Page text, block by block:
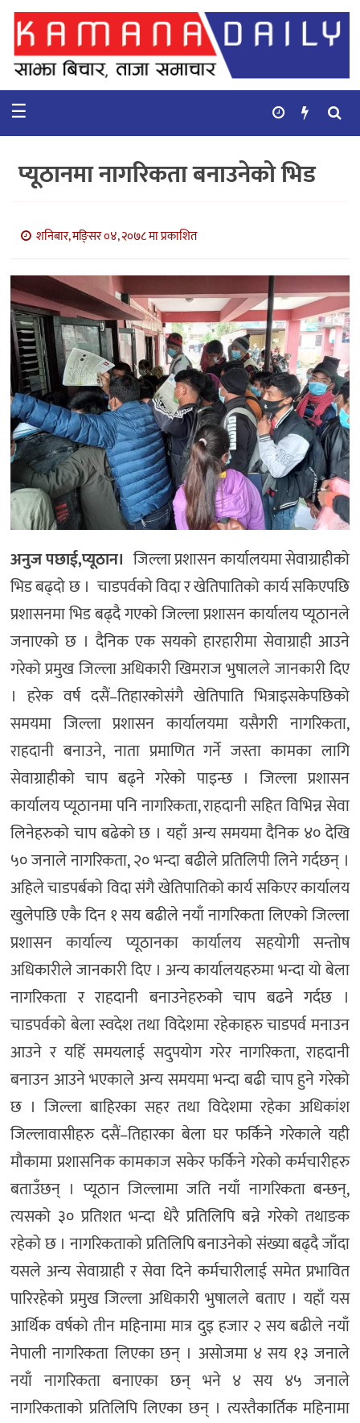
गृहपृष्ठ
समाचार
कुराकानी
अर्थ
र
भिडियो
सिफारिस
☰
प्यूठानमा नागरिकता बनाउनेको भिड
शनिबार, मङि्सर ०४, २०७८ मा प्रकाशित
अनुज पछाई,प्यूठान।जिल्ला प्रशासन कार्यालयमा सेवाग्राहीको
भिड बढ्दो छ । चाडपर्वको विदा र खेतिपातिको कार्य सकिएपछि
प्रशासनमा भिड बढ्दै गएको जिल्ला प्रशासन कार्यालय प्यूठानले
जनाएको छ । दैनिक एक सयको हारहारीमा सेवाग्राही आउने
गरेको प्रमुख जिल्ला अधिकारी खिमराज भुषालले जानकारी दिए
। हरेक वर्ष दसैं–तिहारकोसंगै खेतिपाति भित्राइसकेपछिको
समयमा जिल्ला प्रशासन कार्यालयमा यसैगरी नागरिकता,
राहदानी बनाउने, नाता प्रमाणित गर्ने जस्ता कामका लागि
सेवाग्राहीको चाप बढ्ने गरेको पाइन्छ । जिल्ला प्रशासन
कार्यालय प्यूठानमा पनि नागरिकता, राहदानी सहित विभिन्न सेवा
लिनेहरुको चाप बढेको छ । यहाँ अन्य समयमा दैनिक ४० देखि
५० जनाले नागरिकता, २० भन्दा बढीले प्रतिलिपी लिने गर्दछन् ।
अहिले चाडपर्बको विदा संगै खेतिपातिको कार्य सकिएर कार्यालय
खुलेपछि एकै दिन १ सय बढीले नयाँ नागरिकता लिएको जिल्ला
प्रशासन कार्याल्य प्यूठानका कार्यालय सहयोगी सन्तोष
अधिकारीले जानकारी दिए । अन्य कार्यालयहरुमा भन्दा यो बेला
नागरिकता र राहदानी बनाउनेहरुको चाप बढने गर्दछ ।
चाडपर्वको बेला स्वदेश तथा विदेशमा रहेकाहरु चाडपर्व मनाउन
आउने र यहिँ समयलाई सदुपयोग गरेर नागरिकता, राहदानी
बनाउन आउने भएकाले अन्य समयमा भन्दा बढी चाप हुने गरेको
छ । जिल्ला बाहिरका सहर तथा विदेशमा रहेका अधिकांश
जिल्लावासीहरु दसैं–तिहारका बेला घर फर्किने गरेकाले यही
मौकामा प्रशासनिक कामकाज सकेर फर्किने गरेको कर्मचारीहरु
बताउँछन् । प्यूठान जिल्लामा जति नयाँ नागरिकता बन्छन्,
त्यसको ३० प्रतिशत भन्दा धेरै प्रतिलिपि बन्ने गरेको तथाङक
रहेको छ । नागरिकताको प्रतिलिपि बनाउनेको संख्या बढ्दै जाँदा
यसले अन्य सेवाग्राही र सेवा दिने कर्मचारीलाई समेत प्रभावित
पारिरहेको प्रमुख जिल्ला अधिकारी भुषालले बताए । यहाँ यस
आर्थिक वर्षको तीन महिनामा मात्र दुइ हजार २ सय बढीले नयाँ
नेपाली नागरिकता लिएका छन् । असोजमा ४ सय १३ जनाले
नयाँ नागरिकता बनाएका छन् भने ४ सय ४५ जनाले
नागरिकताको प्रतिलिपि लिएका छन् । त्यस्तैकार्तिक महिनामा